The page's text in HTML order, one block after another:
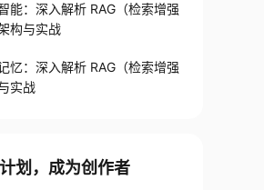
能：深入解析 RAG（检索增强
构与实战
忆：深入解析 RAG（检索增强
实战
划，成为创作者